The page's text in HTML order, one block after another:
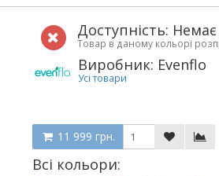
Доступність:
Товар в даному кольорі
Виробник: Evenflo
Усі товари
11 999 грн.
Всі кольори: